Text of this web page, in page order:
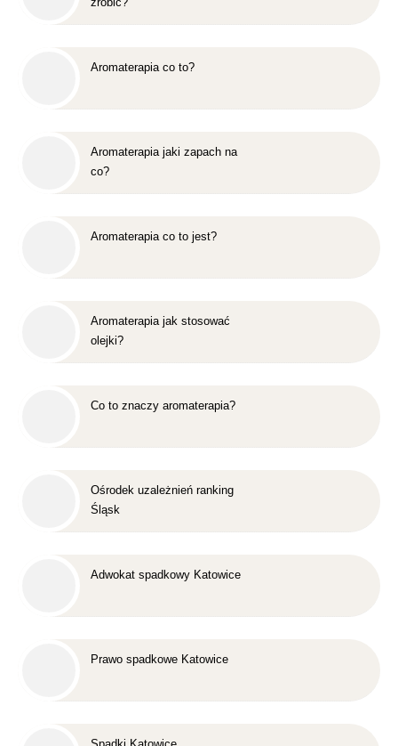
Aromaterapia co to?
Aromaterapia jaki zapach na
co?
Aromaterapia co to jest?
Aromaterapia jak stosować
olejki?
Co to znaczy aromaterapia?
Ośrodek uzależnień ranking
Śląsk
Adwokat spadkowy Katowice
Prawo spadkowe Katowice